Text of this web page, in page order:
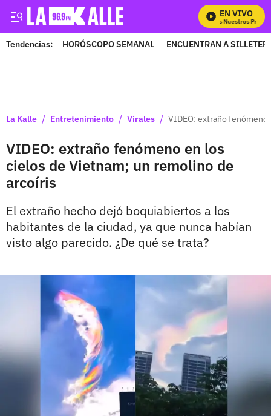
EN VIVO
Mira Todos Nuestros
Tendencias: HORÓSCOPO SEMANAL ENCUENTRAN A
La Kalle / Entretenimiento / Virales / VIDEO: extraño
VIDEO: extraño fenómeno en los
cielos de Vietnam; un remolino de
arcoíris
El extraño hecho dejó boquiabiertos a los
habitantes de la ciudad, ya que nunca habían
visto algo parecido. ¿De qué se trata?